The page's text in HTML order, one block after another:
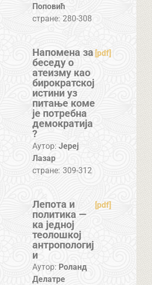
Поповић
стране: 280-308
Напомена за
беседу о
атеизму као
бирократској
истини уз
питање коме
је потребна
демократија
?
[pdf]
Аутор: Јереј
Лазар
стране: 309-312
Лепота и
политика —
ка једној
теолошкој
антропологиј
и
[pdf]
Аутор: Роланд
Делатре